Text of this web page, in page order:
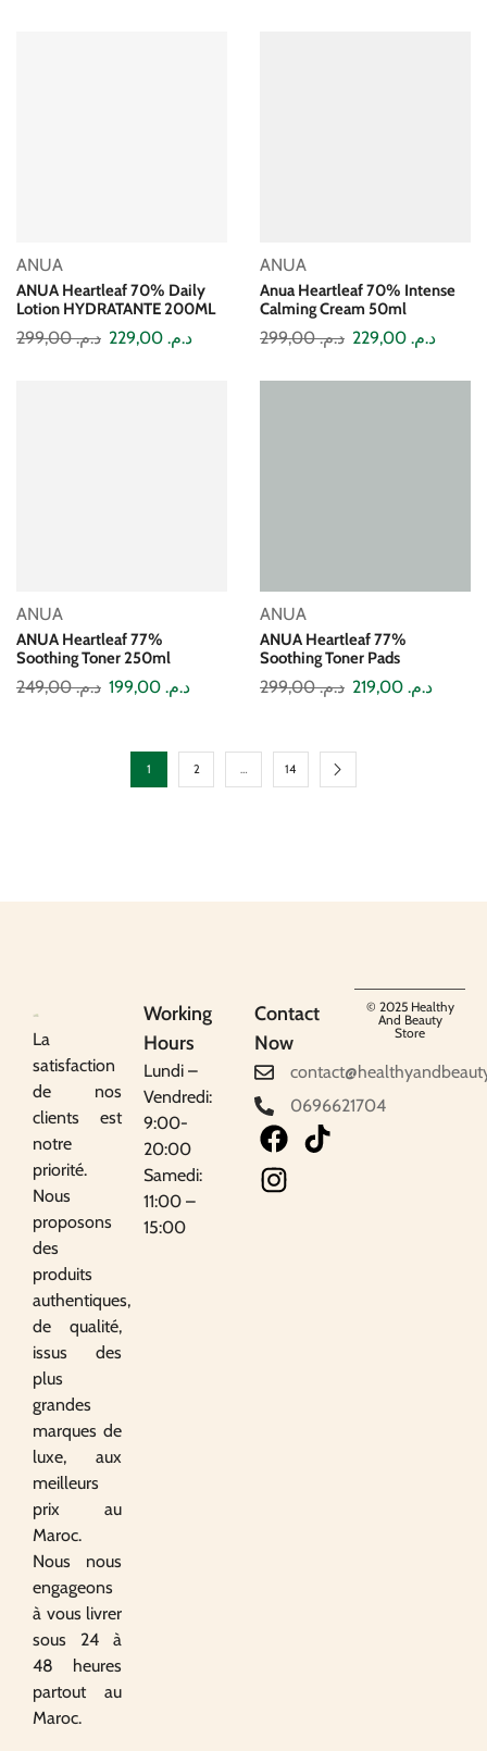
ANUA
ANUA Heartleaf 70% Daily
Lotion HYDRATANTE 200ML
د.م.299,00 د.م.
ANUA
Anua Heartleaf 70% Intense
Calming Cream 50ml
د.م.299,00 د.م.
ANUA
ANUA Heartleaf 77%
Soothing Toner 250ml
د.م.249,00 د.م.
ANUA
ANUA Heartleaf 77%
Soothing Toner Pads
د.م.299,00 د.م.
1 2 … 14
La
satisfaction
de nos
clients est
notre
priorité.
Nous
proposons
des
produits
authentiques,
de qualité,
issus des
plus
grandes
marques de
luxe, aux
meilleurs
prix au
Maroc.
Nous nous
engageons
à vous livrer
sous 24 à
48 heures
partout au
Maroc.
Working
Hours
Lundi –
Vendredi:
9:00-
20:00
Samedi:
11:00 –
15:00
Contact
Now
0696621704
© 2025 Healthy
And Beauty
Store